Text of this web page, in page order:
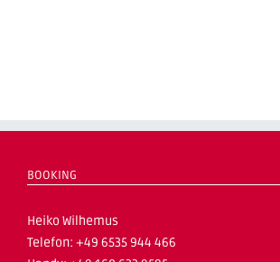
BOOKING
Heiko Wilhemus
Telefon: +49 6535 944 466